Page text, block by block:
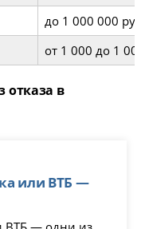
до 1 000 000
от 1 000 до 1
отказа в
или ВТБ —